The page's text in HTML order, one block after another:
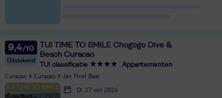
9,4
Uitstekend
TUI TIME TO SMILE Chogogo Dive &
Beach Curacao
TUI classificatie Appartementen
Curaçao Curaçao Jan Thiel Baai
Di 27 okt 2026